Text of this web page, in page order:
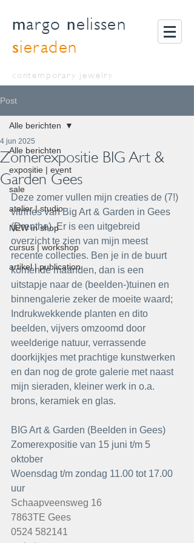
margo nelissen
sieraden
contemporary jewelry
Post
Alle berichten
expositie | event
sale
atelier | studio
NEW in shop
cursus | workshop
artikel | publication
Alle berichten
Zomerexpositie BIG Art &
Garden Gees
4 jun 2025
Deze zomer vullen mijn creaties de (7!)
vitrines van Big Art & Garden in Gees
(Drenthe). Er is een uitgebreid
overzicht te zien van mijn meest
recente collecties. Ben je in de buurt
komende maanden, dan is een
uitstapje naar de (beelden-)tuinen en
binnengalerie zeker de moeite waard;
Indrukwekkende planten en dito
beelden, vijvers omzoomd door
weelderige natuur, verrassende
doorkijkjes met prachtige kunstwerken
en dan nog de grote galerie met naast
mijn sieraden, kleiner werk in o.a.
brons, keramiek en glas.
BIG Art & Garden (Beelden in Gees)
Zomerexpositie van 15 juni t/m 5
oktober
Woensdag t/m zondag 11.00 tot 17.00
uur
Schaapveensweg 16
7863TE Gees
0524 582141